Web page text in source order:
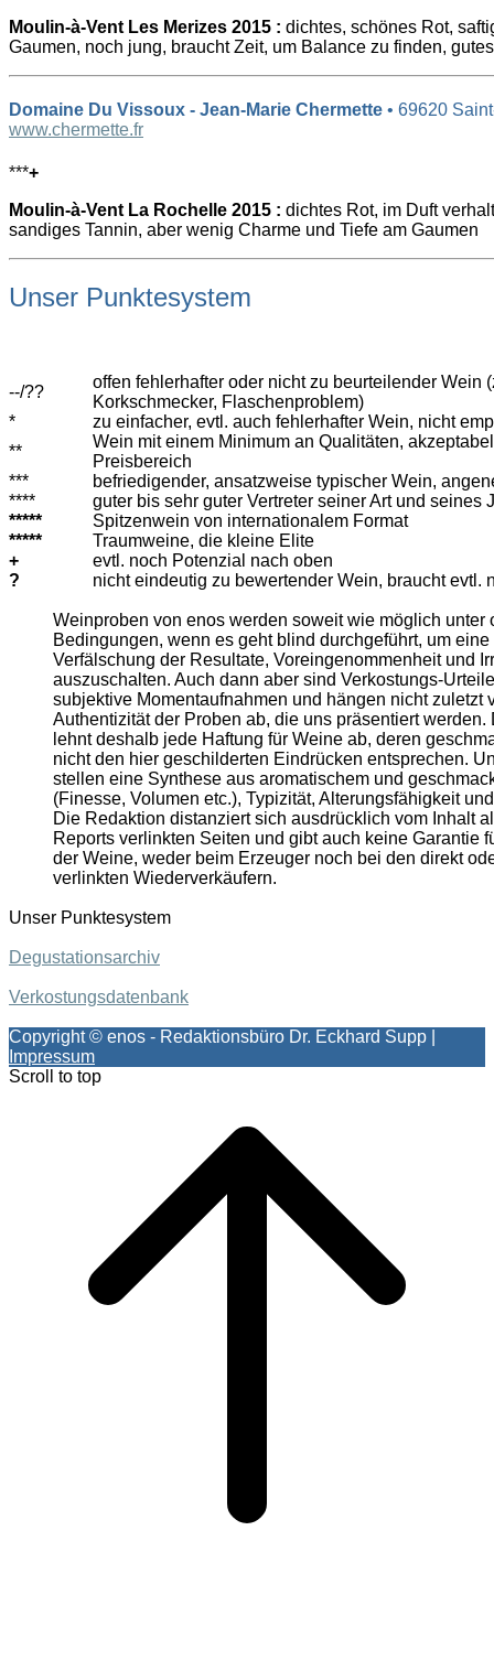
Moulin-à-Vent Les Merizes 2015 : dichtes, schönes Rot,
Gaumen, noch jung, braucht Zeit, um Balance zu finden,
Domaine Du Vissoux - Jean-Marie Chermette • 69620
www.chermette.fr
***+
Moulin-à-Vent La Rochelle 2015 : dichtes Rot, im Duft
sandiges Tannin, aber wenig Charme und Tiefe am Gaumen
Unser Punktesystem
--/??
offen fehlerhafter oder nicht zu beurteilender Wein
Korkschmecker, Flaschenproblem)
*
zu einfacher, evtl. auch fehlerhafter Wein, nicht
**
Wein mit einem Minimum an Qualitäten,
Preisbereich
***
befriedigender, ansatzweise typischer Wein,
****
guter bis sehr guter Vertreter seiner Art und seines
*****
Spitzenwein von internationalem Format
*****
Traumweine, die kleine Elite
+
evtl. noch Potenzial nach oben
?
nicht eindeutig zu bewertender Wein, braucht evtl.
Weinproben von enos werden soweit wie möglich unter
Bedingungen, wenn es geht blind durchgeführt, um
Verfälschung der Resultate, Voreingenommenheit und
auszuschalten. Auch dann aber sind Verkostungs-
subjektive Momentaufnahmen und hängen nicht zuletzt
Authentizität der Proben ab, die uns präsentiert werden.
lehnt deshalb jede Haftung für Weine ab, deren
nicht den hier geschilderten Eindrücken entsprechen.
stellen eine Synthese aus aromatischem und
(Finesse, Volumen etc.), Typizität, Alterungsfähigkeit
Die Redaktion distanziert sich ausdrücklich vom Inhalt
Reports verlinkten Seiten und gibt auch keine Garantie
der Weine, weder beim Erzeuger noch bei den direkt
verlinkten Wiederverkäufern.
Unser Punktesystem
Degustationsarchiv
Verkostungsdatenbank
Copyright © enos - Redaktionsbüro Dr. Eckhard Supp |
Impressum
Scroll to top